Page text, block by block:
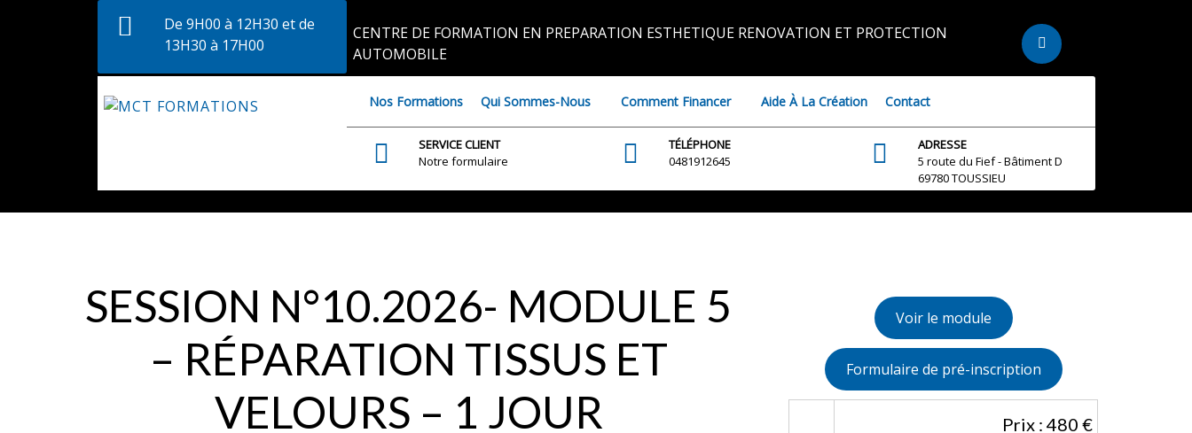
De 9H00 à 12H30 et de
13H30 à 17H00
CENTRE DE FORMATION EN PREPARATION ESTHETIQUE RENOVATION ET PROTECTION
AUTOMOBILE
Nos Formations Qui Sommes-Nous Comment Financer Aide À La Création Contact
SERVICE CLIENT
Notre formulaire
TÉLÉPHONE
0481912645
ADRESSE
5 route du Fief - Bâtiment D
69780 TOUSSIEU
SESSION N°10.2026- MODULE 5
– RÉPARATION TISSUS ET
VELOURS – 1 JOUR
Voir le module
Formulaire de pré-inscription
Prix : 480 €